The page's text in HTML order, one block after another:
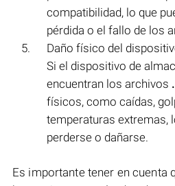
compatibilidad, lo que
pérdida o el fallo de los
Daño físico del
Si el dispositivo de
encuentran los archivos
físicos, como caídas,
temperaturas extremas,
perderse o dañarse.
Es importante tener en cuenta